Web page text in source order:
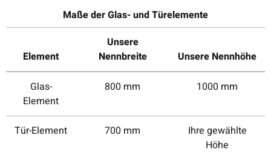
Maße der Glas- und Türelemente
Element
Unsere
Nennbreite
Unsere Nennhöhe
Glas-
Element
800 mm 1000 mm
Tür-Element 700 mm
Ihre gewählte
Höhe